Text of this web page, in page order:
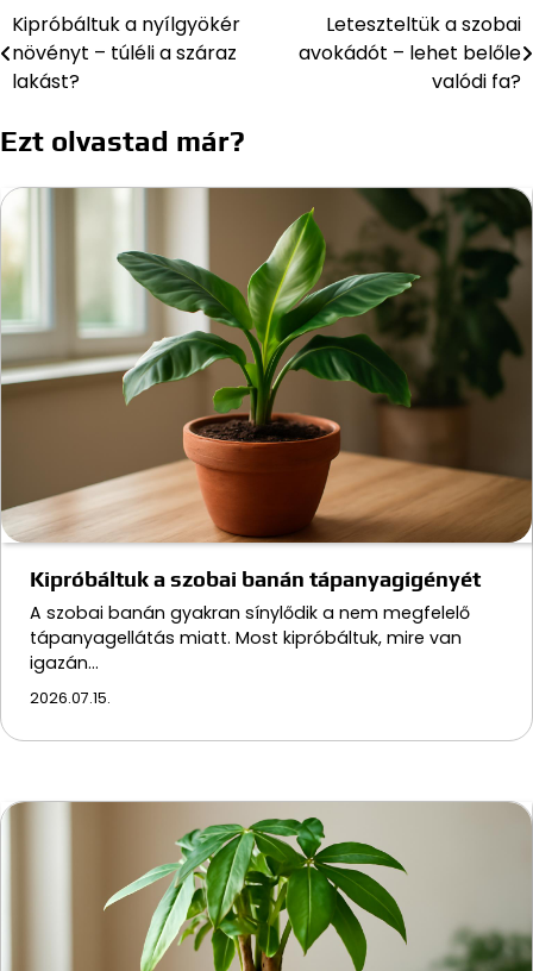
Bejegyzés
navigáció
Kipróbáltuk a nyílgyökér
növényt – túléli a száraz
lakást?
Leteszteltük a szobai
avokádót – lehet belőle
valódi fa?
Ezt olvastad már?
Kipróbáltuk a szobai banán tápanyagigényét
A szobai banán gyakran sínylődik a nem megfelelő
tápanyagellátás miatt. Most kipróbáltuk, mire van
igazán…
2026.07.15.